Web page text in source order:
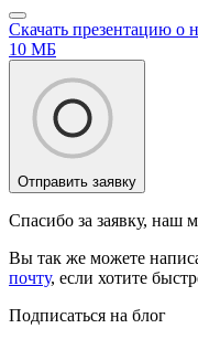
Скачать презентацию о
10 МБ
Отправить заявку
Спасибо за заявку, наш
Вы так же можете
почту, если хотите
Подписаться на блог